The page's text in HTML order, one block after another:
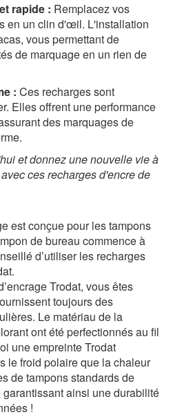
rapide : Remplacez vos
en un clin d'œil. L'installation
vous permettant de
de marquage en un rien de
: Ces recharges sont
Elles offrent une performance
des marquages de
et donnez une nouvelle vie à
ces recharges d'encre de
est conçue pour les tampons
de bureau commence à
d’utiliser les recharges
Trodat, vous êtes
toujours des
Le matériau de la
ont été perfectionnés au fil
une empreinte Trodat
le froid polaire que la chaleur
de tampons standards de
ainsi une durabilité
!